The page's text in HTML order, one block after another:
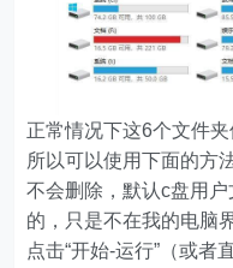
正常情况下这6个文件
所以可以使用下面的方
不会删除，默认c盘用
的，只是不在我的电脑
点击“开始-运行”（或者